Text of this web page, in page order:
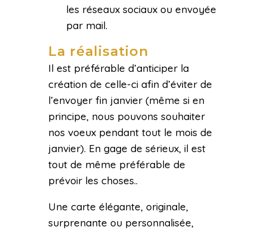
les réseaux sociaux ou envoyée
par mail.
La réalisation
Il est préférable d’anticiper la
création de celle-ci afin d’éviter de
l’envoyer fin janvier (même si en
principe, nous pouvons souhaiter
nos voeux pendant tout le mois de
janvier). En gage de sérieux, il est
tout de même préférable de
prévoir les choses..
Une carte élégante, originale,
surprenante ou personnalisée,